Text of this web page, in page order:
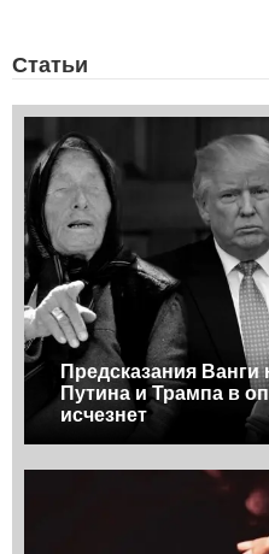
Статьи
Предсказания Ванги
Путина и Трампа в
исчезнет